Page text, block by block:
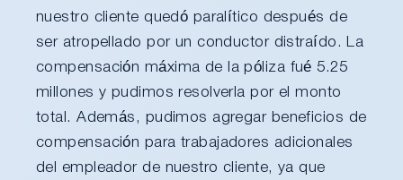
nuestro cliente quedó paralítico después de
ser atropellado por un conductor distraído. La
compensación máxima de la póliza fué 5.25
millones y pudimos resolverla por el monto
total. Además, pudimos agregar beneficios de
compensación para trabajadores adicionales
del empleador de nuestro cliente, ya que